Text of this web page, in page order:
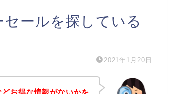
ールを探している
2021年1月20日
お得な情報がないかを